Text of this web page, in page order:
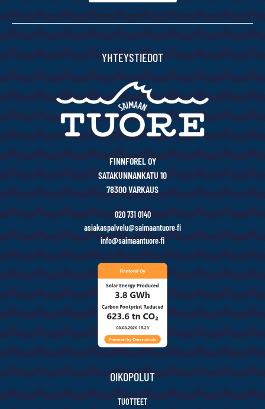
YHTEYSTIEDOT
FINNFOREL OY
SATAKUNNANKATU 10
78300 VARKAUS
020 731 0140
asiakaspalvelu@saimaantuore.fi
info@saimaantuore.fi
OIKOPOLUT
TUOTTEET